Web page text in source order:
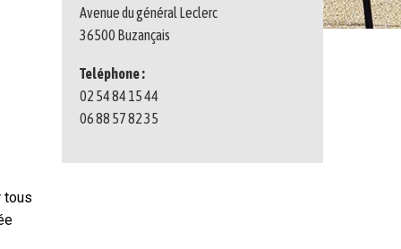
tous
Avenue du général Leclerc
36500 Buzançais
Teléphone :
02 54 84 15 44
06 88 57 82 35